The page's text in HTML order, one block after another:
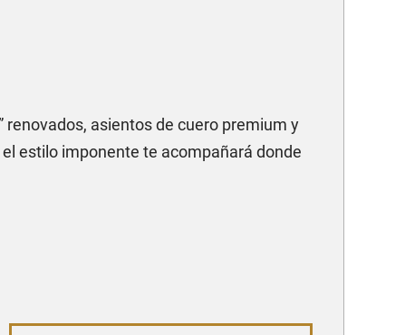
renovados, asientos de cuero premium y
estilo imponente te acompañará donde